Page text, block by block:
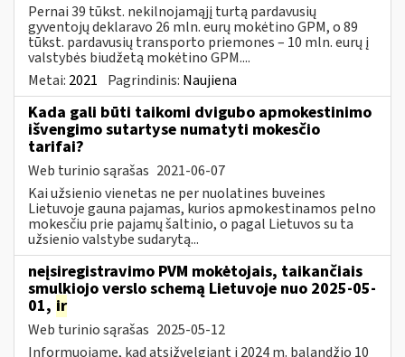
Pernai 39 tūkst. nekilnojamąjį turtą pardavusių
gyventojų deklaravo 26 mln. eurų mokėtino GPM, o 89
tūkst. pardavusių transporto priemones – 10 mln. eurų į
valstybės biudžetą mokėtino GPM....
Metai: 2021 Pagrindinis: Naujiena
Kada gali būti taikomi dvigubo apmokestinimo
išvengimo sutartyse numatyti mokesčio
tarifai?
Web turinio sąrašas 2021-06-07
Kai užsienio vienetas ne per nuolatines buveines
Lietuvoje gauna pajamas, kurios apmokestinamos pelno
mokesčiu prie pajamų šaltinio, o pagal Lietuvos su ta
užsienio valstybe sudarytą...
neįsiregistravimo PVM mokėtojais, taikančiais
smulkiojo verslo schemą Lietuvoje nuo 2025-05-
01, ir
Web turinio sąrašas 2025-05-12
Informuojame, kad atsižvelgiant į 2024 m. balandžio 10